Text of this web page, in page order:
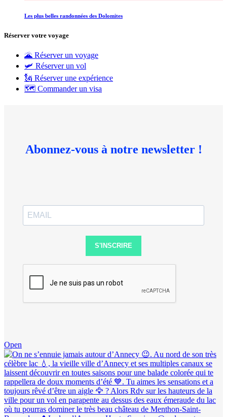
Les plus belles randonnées des Dolomites
Réserver votre voyage
🌋 Réserver un voyage
🛩 Réserver un vol
🗽 Réserver une expérience
🗺 Commander un visa
Abonnez-vous à notre newsletter !
S'INSCRIRE
Open